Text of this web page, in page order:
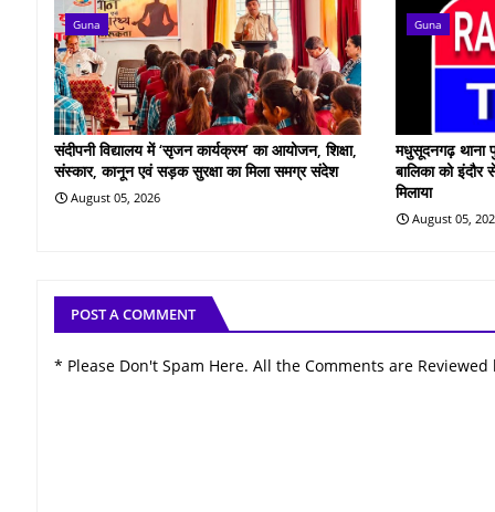
Guna
संदीपनी विद्यालय में ‘सृजन कार्यक्रम’ का आयोजन, शिक्षा,
संस्कार, कानून एवं सड़क सुरक्षा का मिला समग्र संदेश
August 05, 2026
Guna
मधुसूदनगढ़ थाना
बालिका को
मिलाया
August 05,
POST A COMMENT
* Please Don't Spam Here. All the Comments are